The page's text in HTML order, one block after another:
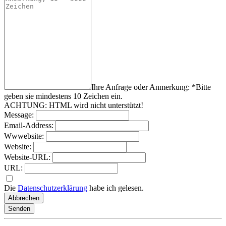
Ihre Anfrage oder Anmerkung: *Bitte
geben sie mindestens 10 Zeichen ein.
ACHTUNG: HTML wird nicht unterstützt!
Message:
Email-Address:
Wwwebsite:
Website:
Website-URL:
URL:
Die Datenschutzerklärung habe ich gelesen.
Abbrechen
Senden